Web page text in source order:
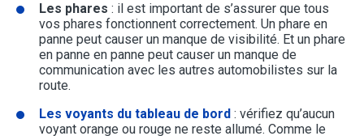
Les phares : il est important de s’assurer que tous
vos phares fonctionnent correctement. Un phare en
panne peut causer un manque de visibilité. Et un phare
en panne en panne peut causer un manque de
communication avec les autres automobilistes sur la
route.
Les voyants du tableau de bord : vérifiez qu’aucun
voyant orange ou rouge ne reste allumé. Comme le